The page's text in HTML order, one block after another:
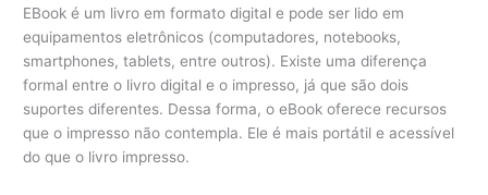
EBook é um livro em formato digital e pode ser lido em
equipamentos eletrônicos (computadores, notebooks,
smartphones, tablets, entre outros). Existe uma diferença
formal entre o livro digital e o impresso, já que são dois
suportes diferentes. Dessa forma, o eBook oferece recursos
que o impresso não contempla. Ele é mais portátil e acessível
do que o livro impresso.